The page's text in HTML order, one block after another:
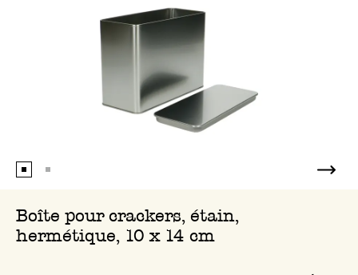
Boîte pour crackers, étain,
hermétique, 10 x 14 cm